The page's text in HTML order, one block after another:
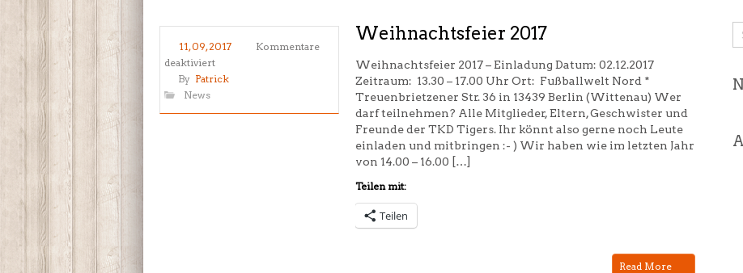
11, 09, 2017
Kommentare
deaktiviertfür
Weihnachtsfeier
By Patrick
News
Weihnachtsfeier 2017
Weihnachtsfeier 2017 – Einladung Datum: 02.12.2017
Zeitraum: 13.30 – 17.00 Uhr Ort: Fußballwelt Nord *
Treuenbrietzener Str. 36 in 13439 Berlin (Wittenau) Wer
darf teilnehmen? Alle Mitglieder, Eltern, Geschwister und
Freunde der TKD Tigers. Ihr könnt also gerne noch Leute
einladen und mitbringen :- ) Wir haben wie im letzten Jahr
von 14.00 – 16.00 […]
Teilen mit:
Teilen
Read More